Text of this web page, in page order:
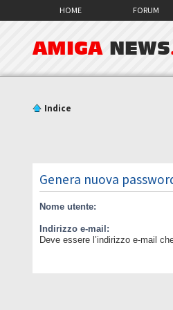
HOME FORUM
AMIGA NEWS
Indice
Genera nuova
Nome utente:
Indirizzo e-mail:
Deve essere l’indirizzo e-mail